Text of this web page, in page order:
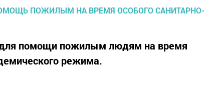
для помощи пожилым людям на время
режима.